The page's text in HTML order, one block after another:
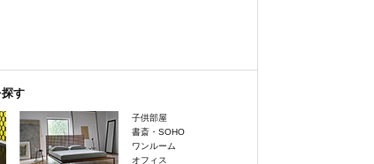
す
子供部屋
書斎・SOHO
ワンルーム
オフィス